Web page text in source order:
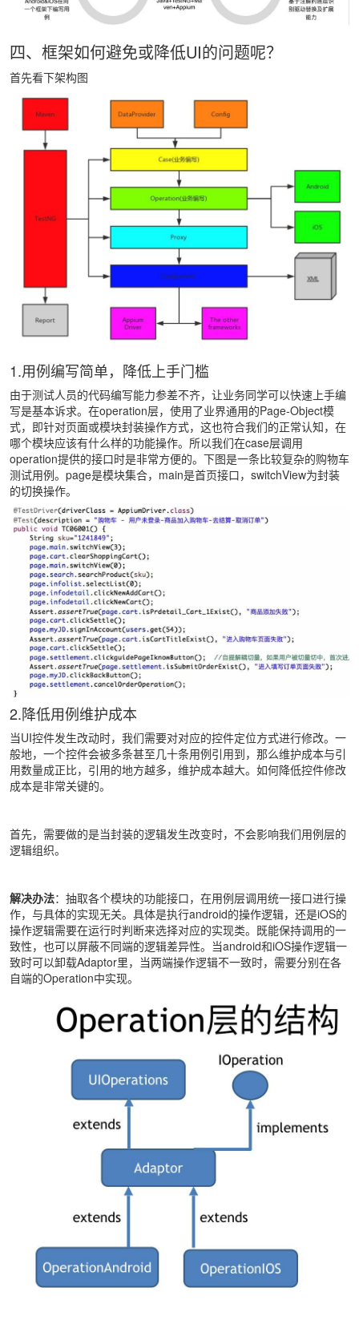
四、框架如何避免或降低UI的问题呢？
首先看下架构图
1.用例编写简单，降低上手门槛
由于测试人员的代码编写能力参差不齐，让业务同学可以快速上手编
写是基本诉求。在operation层，使用了业界通用的Page-Object模
式，即针对页面或模块封装操作方式，这也符合我们的正常认知，在
哪个模块应该有什么样的功能操作。所以我们在case层调用
operation提供的接口时是非常方便的。下图是一条比较复杂的购物车
测试用例。page是模块集合，main是首页接口，switchView为封装
的切换操作。
2.降低用例维护成本
当UI控件发生改动时，我们需要对对应的控件定位方式进行修改。一
般地，一个控件会被多条甚至几十条用例引用到，那么维护成本与引
用数量成正比，引用的地方越多，维护成本越大。如何降低控件修改
成本是非常关键的。
首先，需要做的是当封装的逻辑发生改变时，不会影响我们用例层的
逻辑组织。
解决办法：抽取各个模块的功能接口，在用例层调用统一接口进行操
作，与具体的实现无关。具体是执行android的操作逻辑，还是iOS的
操作逻辑需要在运行时判断来选择对应的实现类。既能保持调用的一
致性，也可以屏蔽不同端的逻辑差异性。当android和iOS操作逻辑一
致时可以卸载Adaptor里，当两端操作逻辑不一致时，需要分别在各
自端的Operation中实现。